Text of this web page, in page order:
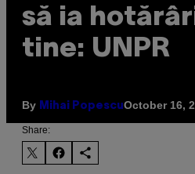
să ia
tine: UNPR
By Mihai PopescuOctober 16,
Share: